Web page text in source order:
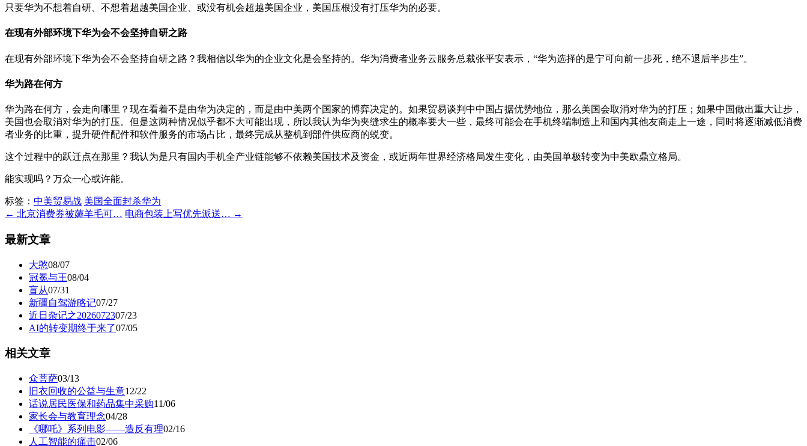
只要华为不想着自研、不想着超越美国企业、或没有机会超越美国企业，美国压根没有打压华为的必要。
在现有外部环境下华为会不会坚持自研之路
在现有外部环境下华为会不会坚持自研之路？我相信以华为的企业文化是会坚持的。华为消费者业务云服务总裁张平安表示，“华为选择的是宁可向前一步死，绝不退后半步生”。
华为路在何方
华为路在何方，会走向哪里？现在看着不是由华为决定的，而是由中美两个国家的博弈决定的。如果贸易谈判中中国占据优势地位，那么美国会取消对华为的打压；如果中国做出重大让步，
美国也会取消对华为的打压。但是这两种情况似乎都不大可能出现，所以我认为华为夹缝求生的概率要大一些，最终可能会在手机终端制造上和国内其他友商走上一途，同时将逐渐减低消费
者业务的比重，提升硬件配件和软件服务的市场占比，最终完成从整机到部件供应商的蜕变。
这个过程中的跃迁点在那里？我认为是只有国内手机全产业链能够不依赖美国技术及资金，或近两年世界经济格局发生变化，由美国单极转变为中美欧鼎立格局。
能实现吗？万众一心或许能。
标签： 中美贸易战 美国全面封杀华为
← 北京消费券被薅羊毛可… 电商包装上写优先派送… →
最新文章
大憨08/07
冠冕与王08/04
盲从07/31
新疆自驾游略记07/27
近日杂记之2026072307/23
AI的转变期终于来了07/05
相关文章
众菩萨03/13
旧衣回收的公益与生意12/22
话说居民医保和药品集中采购11/06
家长会与教育理念04/28
《哪吒》系列电影——造反有理02/16
人工智能的痛击02/06